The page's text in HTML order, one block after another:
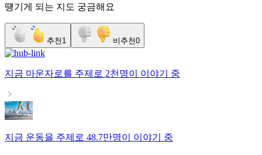
떙기게 되는 지도 궁금해요
추천 1 비추천0
지금 마운자로를 주제로 2천명이 이야기 중
지금 운동을 주제로 48.7만명이 이야기 중